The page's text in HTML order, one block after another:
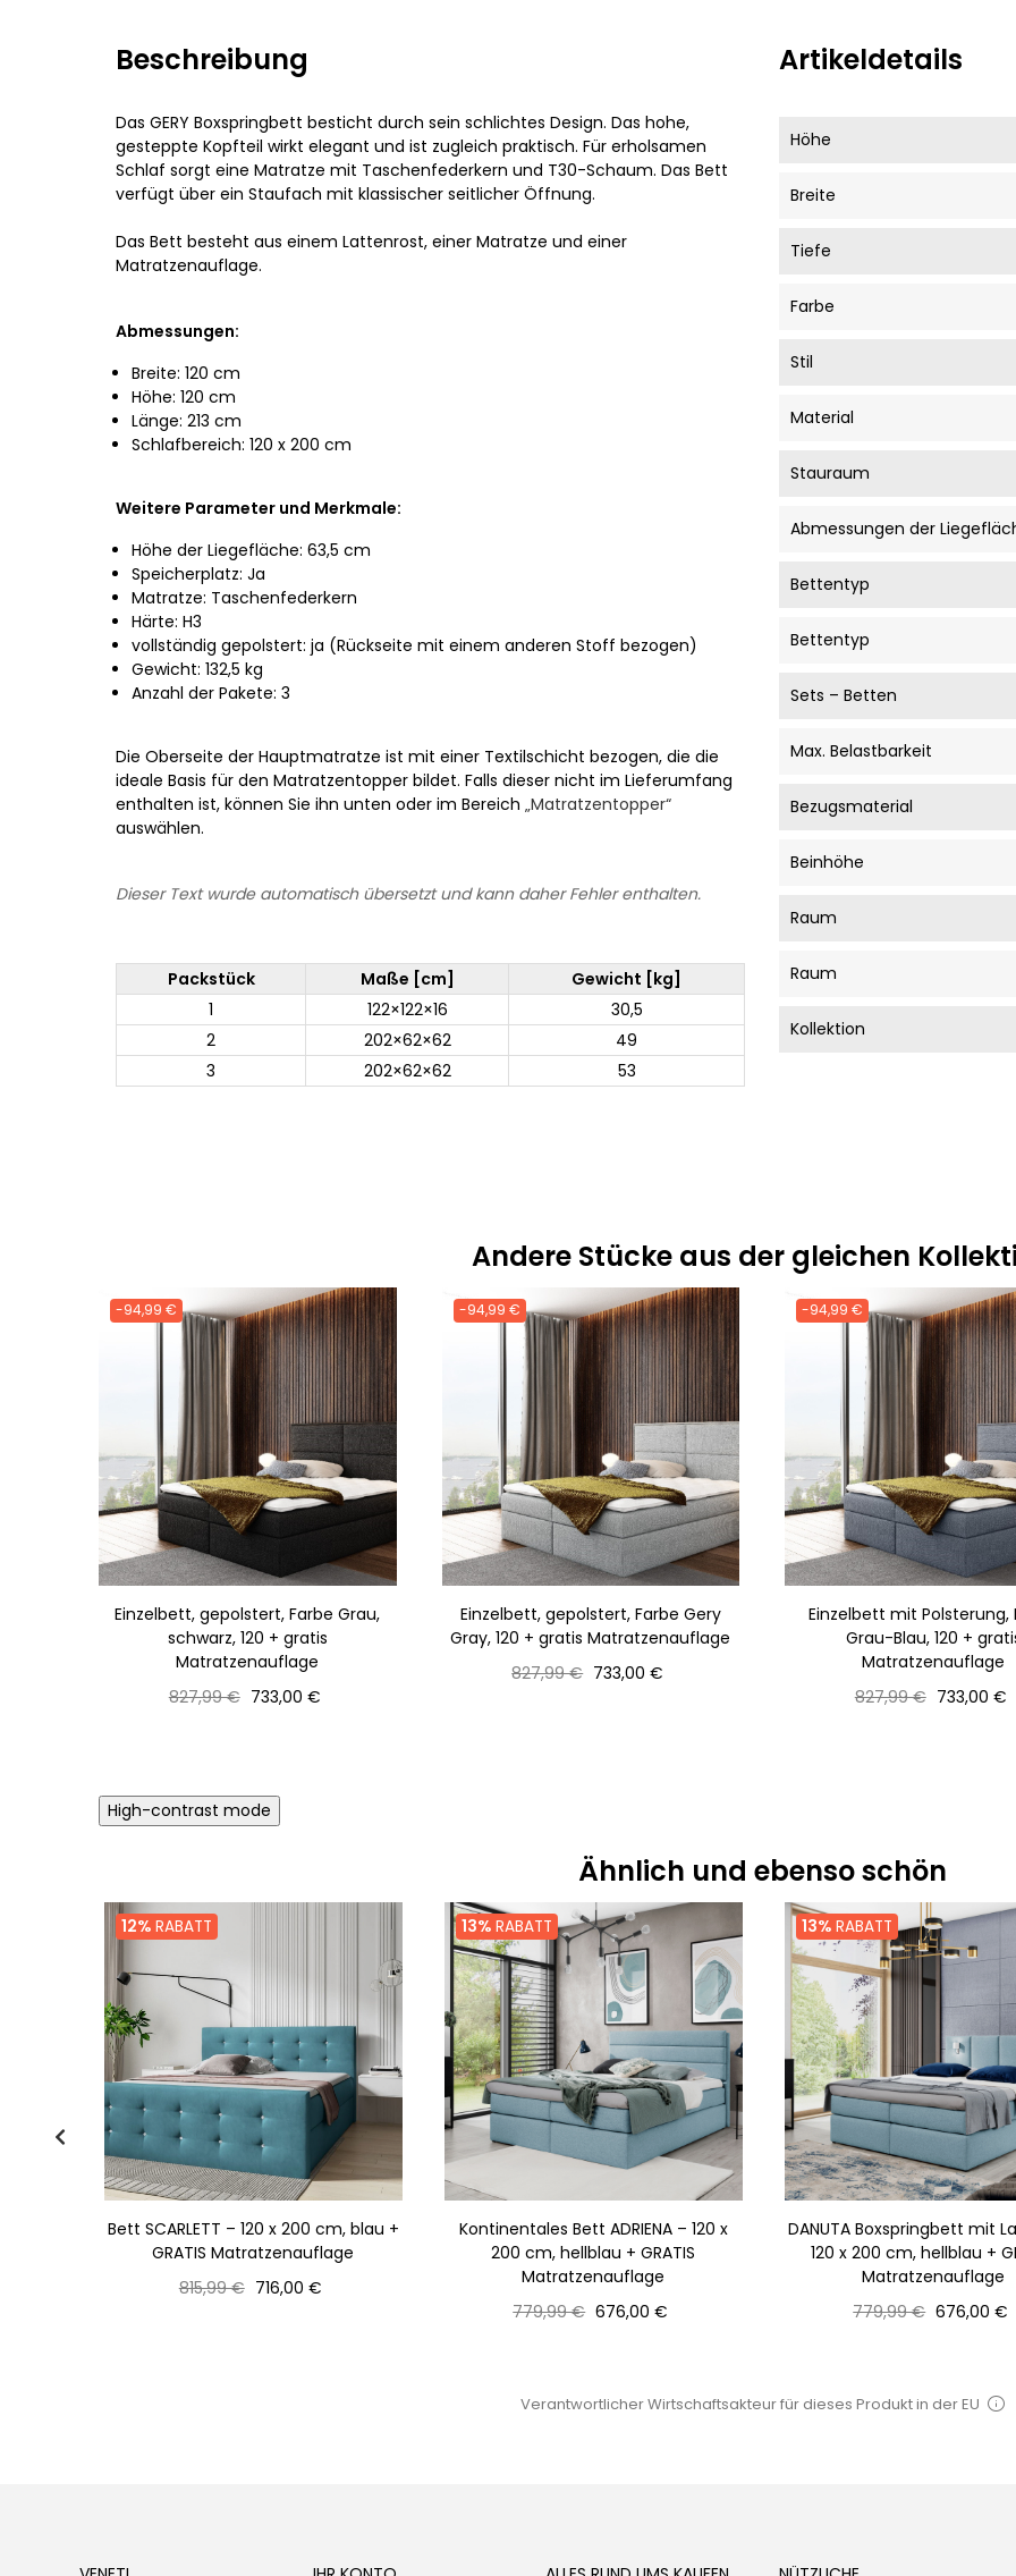
Beschreibung
Das GERY Boxspringbett besticht durch sein schlichtes Design. Das hohe,
gesteppte Kopfteil wirkt elegant und ist zugleich praktisch. Für erholsamen
Schlaf sorgt eine Matratze mit Taschenfederkern und T30-Schaum. Das Bett
verfügt über ein Staufach mit klassischer seitlicher Öffnung.
Das Bett besteht aus einem Lattenrost, einer Matratze und einer
Matratzenauflage.
Abmessungen:
Breite: 120 cm
Höhe: 120 cm
Länge: 213 cm
Schlafbereich: 120 x 200 cm
Weitere Parameter und Merkmale:
Höhe der Liegefläche: 63,5 cm
Speicherplatz: Ja
Matratze: Taschenfederkern
Härte: H3
vollständig gepolstert: ja (Rückseite mit einem anderen Stoff bezogen)
Gewicht: 132,5 kg
Anzahl der Pakete: 3
Die Oberseite der Hauptmatratze ist mit einer Textilschicht bezogen, die die
ideale Basis für den Matratzentopper bildet. Falls dieser nicht im Lieferumfang
enthalten ist, können Sie ihn unten oder im Bereich „Matratzentopper“
auswählen.
Dieser Text wurde automatisch übersetzt und kann daher Fehler enthalten.
Packstück Maße [cm]
Gewicht [kg]
1
122×122×16
30,5
2
202×62×62
49
3
202×62×62 53
Artikeldetails
Höhe
Breite
Tiefe
Farbe
Stil
Material
Stauraum
Abmessungen der
Bettentyp
Bettentyp
Sets – Betten
Max. Belastbarkeit
Bezugsmaterial
Beinhöhe
Raum
Raum
Kollektion
Andere Stücke aus der gleichen
-94,99 €
Einzelbett, gepolstert, Farbe Grau,
schwarz, 120 + gratis
Matratzenauflage
Normaler
827,99 € Preis
733,00 €
-94,99 €
Einzelbett, gepolstert, Farbe Gery
Gray, 120 + gratis Matratzenauflage
Normaler
827,99 € Preis
733,00 €
-94,99 €
Einzelbett mit Polsterung,
Grau-Blau, 120 +
Matratzenauflage
Normaler
827,99 € Preis
733,00 €
High-contrast mode
Ähnlich und ebenso schön
12% RABATT
Bett SCARLETT – 120 x 200 cm, blau +
GRATIS Matratzenauflage
Normaler
815,99 € Preis
716,00 €
13% RABATT
Kontinentales Bett ADRIENA – 120 x
200 cm, hellblau + GRATIS
Matratzenauflage
Normaler
779,99 € Preis
676,00 €
13% RABATT
DANUTA Boxspringbett mit
120 x 200 cm, hellblau +
Matratzenauflage
Normaler
779,99 € Preis
676,00 €
Verantwortlicher Wirtschaftsakteur für dieses Produkt in der EU